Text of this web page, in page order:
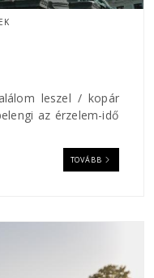
leszel / kopár
az érzelem-idő
TOVÁBB